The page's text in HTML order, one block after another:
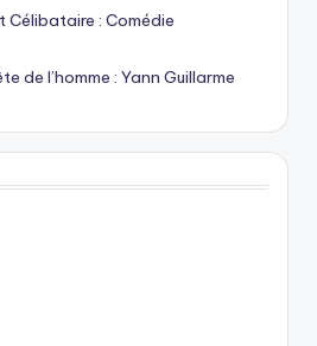
Célibataire : Comédie
de l’homme : Yann Guillarme